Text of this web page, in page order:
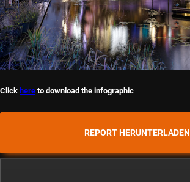
Click here to download the infographic
REPORT HERUNTERLADEN